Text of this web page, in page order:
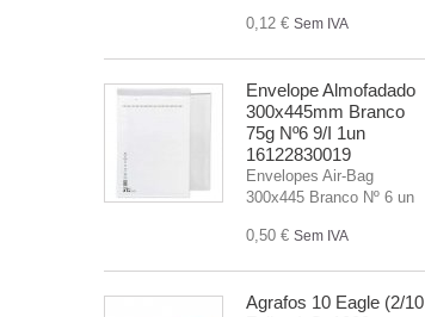
0,12 € Sem IVA
Envelope Almofadado
300x445mm Branco
75g Nº6 9/I 1un
16122830019
Envelopes Air-Bag
300x445 Branco Nº 6 un
0,50 € Sem IVA
Agrafos 10 Eagle (2/10